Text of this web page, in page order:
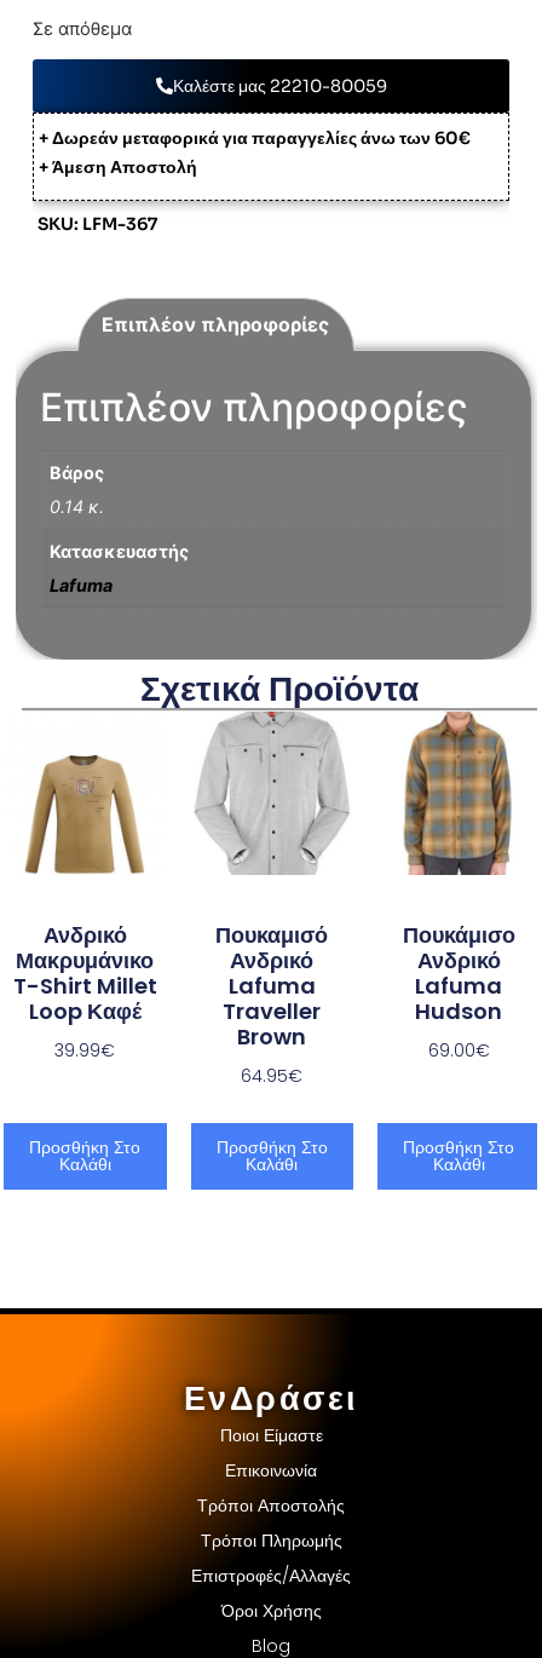
Σε απόθεμα
Καλέστε μας 22210-80059
+ Δωρεάν μεταφορικά για παραγγελίες άνω των 60€
+ Άμεση Αποστολή
SKU: LFM-367
Επιπλέον πληροφορίες
Επιπλέον πληροφορίες
Βάρος
0.14 κ.
Κατασκευαστής
Lafuma
Σχετικά Προϊόντα
Ανδρικό
Μακρυμάνικο
T-Shirt Millet
Loop Καφέ
39.99€
Προσθήκη Στο
Καλάθι
Πουκαμισό
Ανδρικό
Lafuma
Traveller
Brown
64.95€
Προσθήκη Στο
Καλάθι
Πουκάμισο
Ανδρικό
Lafuma
Hudson
69.00€
Προσθήκη Στο
Καλάθι
ΕνΔράσει
Ποιοι Είμαστε
Επικοινωνία
Τρόποι Αποστολής
Τρόποι Πληρωμής
Επιστροφές/Αλλαγές
Όροι Χρήσης
Blog